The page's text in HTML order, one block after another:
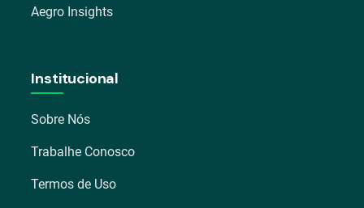
Aegro Insights
Institucional
Sobre Nós
Trabalhe Conosco
Termos de Uso